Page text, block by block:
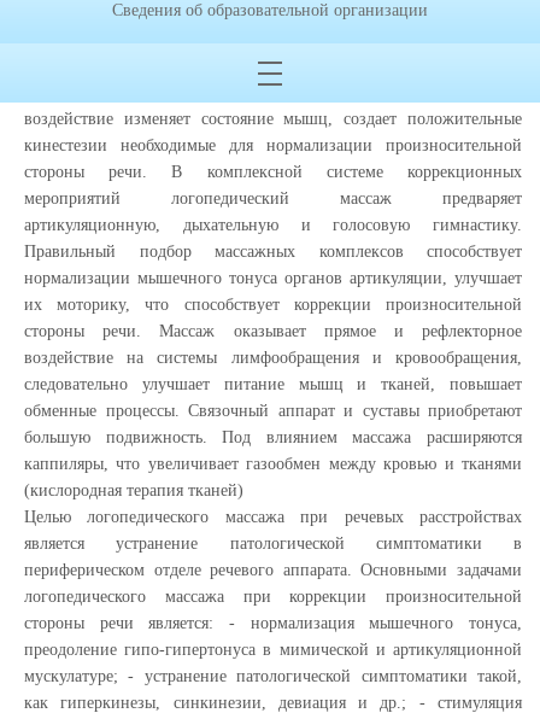
Массаж - это метод лечения и профилактики, представляющий
собой совокупность приемов механического воздействия на
воздействие изменяет состояние мышц, создает положительные
кинестезии необходимые для нормализации произносительной
стороны речи. В комплексной системе коррекционных
мероприятий логопедический массаж предваряет
артикуляционную, дыхательную и голосовую гимнастику.
Правильный подбор массажных комплексов способствует
нормализации мышечного тонуса органов артикуляции, улучшает
их моторику, что способствует коррекции произносительной
стороны речи. Массаж оказывает прямое и рефлекторное
воздействие на системы лимфообращения и кровообращения,
следовательно улучшает питание мышц и тканей, повышает
обменные процессы. Связочный аппарат и суставы приобретают
большую подвижность. Под влиянием массажа расширяются
каппиляры, что увеличивает газообмен между кровью и тканями
(кислородная терапия тканей)
Целью логопедического массажа при речевых расстройствах
является устранение патологической симптоматики в
периферическом отделе речевого аппарата. Основными задачами
логопедического массажа при коррекции произносительной
стороны речи является: - нормализация мышечного тонуса,
преодоление гипо-гипертонуса в мимической и артикуляционной
мускулатуре; - устранение патологической симптоматики такой,
как гиперкинезы, синкинезии, девиация и др.; - стимуляция
Сведения об образовательной организации